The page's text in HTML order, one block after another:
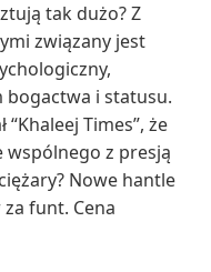
tak dużo? Z
związany jest
bogactwa i statusu.
Times”, że
wspólnego z presją
Nowe hantle
funt. Cena